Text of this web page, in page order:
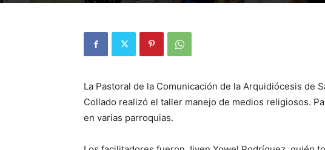
La Pastoral de la Comunicación de la Arquidiócesis de
Collado realizó el taller manejo de medios religiosos.
en varias parroquias.